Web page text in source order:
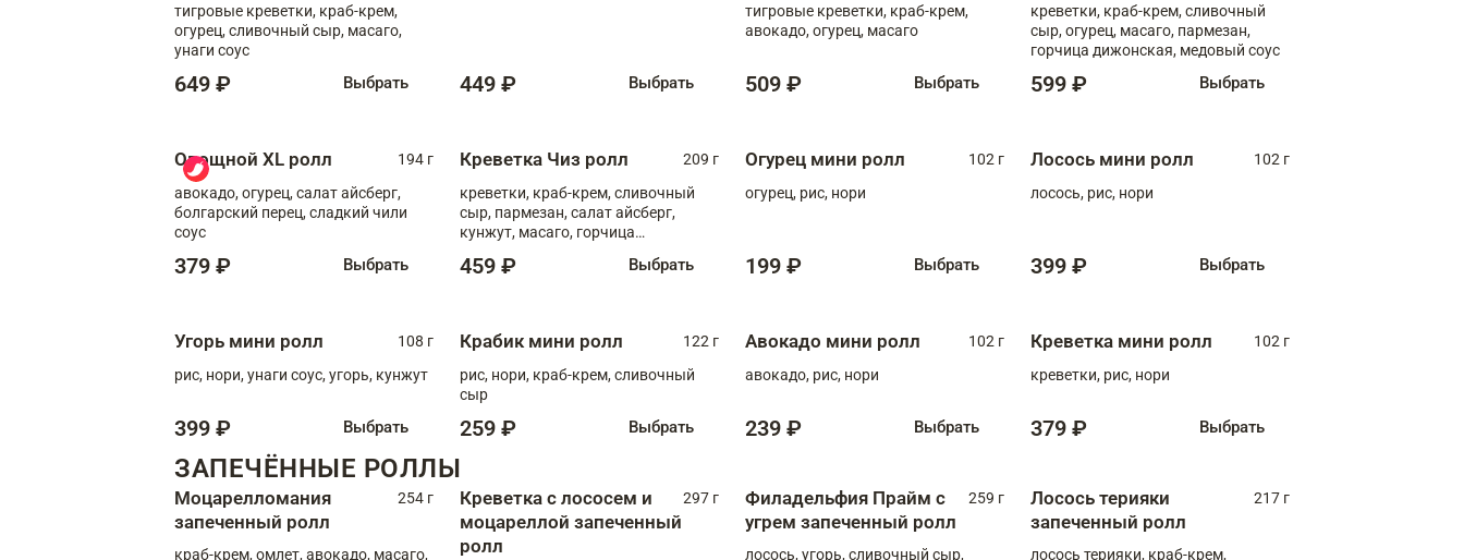
тигровые креветки, краб-крем,
огурец, сливочный сыр, масаго,
унаги соус
649 ₽ Выбрать 449 ₽ Выбрать
тигровые креветки, краб-крем,
авокадо, огурец, масаго
509 ₽ Выбрать
креветки, краб-крем, сливочный
сыр, огурец, масаго, пармезан,
горчица дижонская, медовый соус
599 ₽ Выбрать
Овощной XL ролл
194 г
авокадо, огурец, салат айсберг,
болгарский перец, сладкий чили
соус
379 ₽ Выбрать
Креветка Чиз ролл
209 г
креветки, краб-крем, сливочный
сыр, пармезан, салат айсберг,
кунжут, масаго, горчица
459 ₽ Выбрать
Огурец мини ролл
102 г
огурец, рис, нори
199 ₽ Выбрать
Лосось мини ролл
102 г
лосось, рис, нори
399 ₽ Выбрать
Угорь мини ролл
108 г
рис, нори, унаги соус, угорь, кунжут
399 ₽ Выбрать
Крабик мини ролл
122 г
рис, нори, краб-крем, сливочный
сыр
259 ₽ Выбрать
Авокадо мини ролл
102 г
авокадо, рис, нори
239 ₽ Выбрать
Креветка мини ролл
102 г
креветки, рис, нори
379 ₽ Выбрать
ЗАПЕЧЁННЫЕ РОЛЛЫ
Моцарелломания
запеченный ролл
254 г
краб-крем, омлет, авокадо, масаго,
Креветка с лососем и
моцареллой запеченный
ролл
297 г
Филадельфия Прайм с
угрем запеченный ролл
259 г
лосось, угорь, сливочный сыр,
Лосось терияки
запеченный ролл
217 г
лосось терияки, краб-крем,